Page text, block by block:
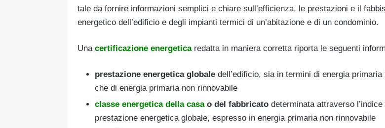
tale da fornire informazioni semplici e chiare sull’efficienza, le prestazioni e il
energetico dell’edificio e degli impianti termici di un’abitazione e di un condominio.
Una certificazione energeticaredatta in maniera corretta riporta le seguenti
prestazione energetica globale dell’edificio, sia in termini di energia primaria
che di energia primaria non rinnovabile
classe energetica della casa o del fabbricato determinata attraverso l’indice
prestazione energetica globale, espresso in energia primaria non rinnovabile